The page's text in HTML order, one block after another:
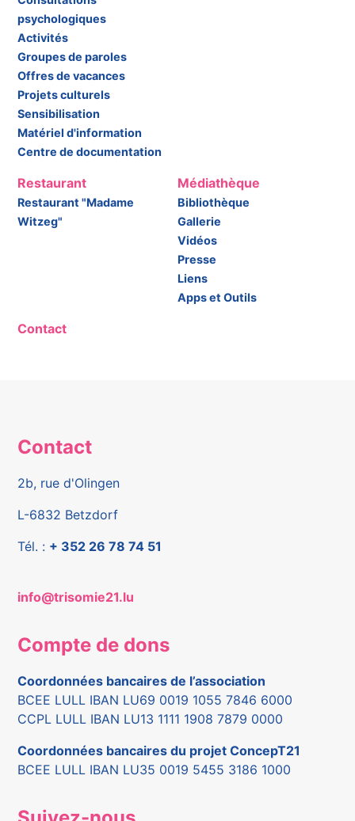
psychologiques
Activités
Groupes de paroles
Offres de vacances
Projets culturels
Sensibilisation
Matériel d'information
Centre de documentation
Restaurant
Restaurant "Madame
Witzeg"
Médiathèque
Bibliothèque
Gallerie
Vidéos
Presse
Liens
Apps et Outils
Contact
Contact
2b, rue d'Olingen
L-6832 Betzdorf
Tél. : + 352 26 78 74 51
info@trisomie21.lu
Compte de dons
Coordonnées bancaires de l’association
BCEE LULL IBAN LU69 0019 1055 7846 6000
CCPL LULL IBAN LU13 1111 1908 7879 0000
Coordonnées bancaires du projet ConcepT21
BCEE LULL IBAN LU35 0019 5455 3186 1000